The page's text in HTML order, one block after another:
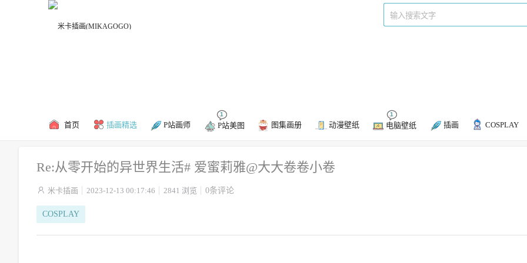
首页 插画精选 P站画师
1
P站美图 图集画册 动漫壁纸
1
电脑壁纸 插画 COSPLAY
Re:从零开始的异世界生活# 爱蜜莉雅@大大卷卷小卷
 米卡插画 2023-12-13 00:17:46 2841 浏览 0条评论
COSPLAY